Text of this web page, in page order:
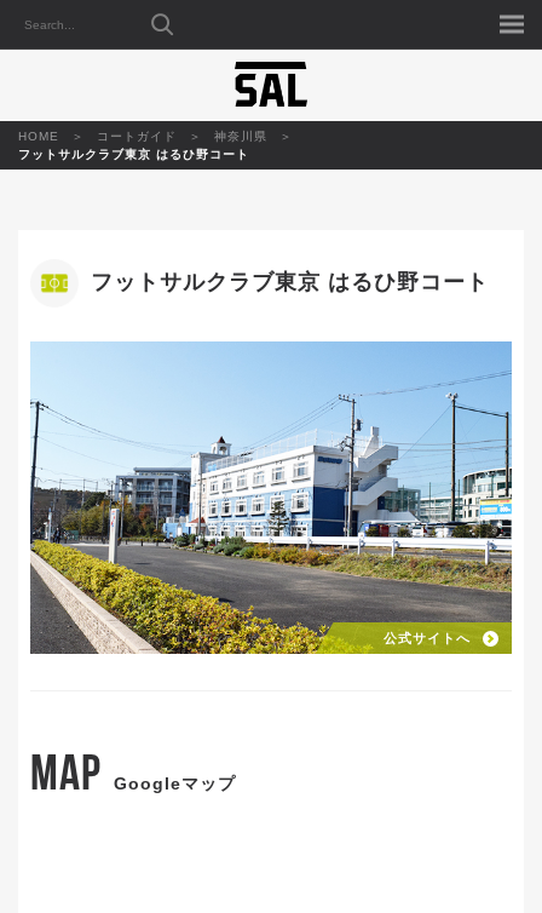
HOME コートガイド
神奈川県
フットサルクラブ東京 はるひ野コート
フットサルクラブ東京 はるひ野コート
公式サイトへ
MAP Googleマップ